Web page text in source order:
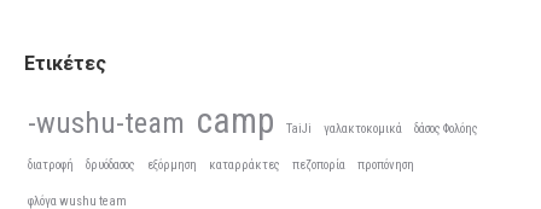
Ετικέτες
-wushu-team camp TaiJi γαλακτοκομικά δάσος Φολόης
διατροφή δρυόδασος εξόρμηση καταρράκτες πεζοπορία προπόνηση
φλόγα wushu team